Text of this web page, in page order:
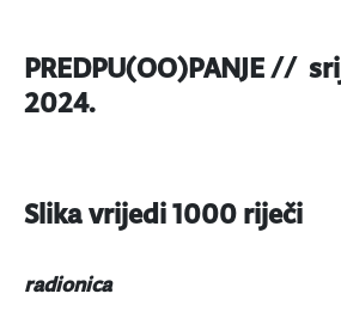
PREDPU(OO)PANJE //
2024.
Slika vrijedi 1000 riječi
radionica